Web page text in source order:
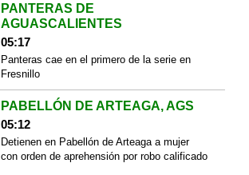
PANTERAS DE
AGUASCALIENTES
05:17
Panteras cae en el primero de la serie en
Fresnillo
PABELLÓN DE ARTEAGA, AGS
05:12
Detienen en Pabellón de Arteaga a mujer
con orden de aprehensión por robo calificado